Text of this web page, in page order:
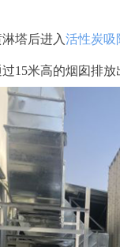
塔后进入活性炭吸
15米高的烟囱排放